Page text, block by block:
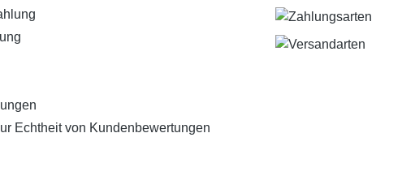
Echtheit von Kundenbewertungen